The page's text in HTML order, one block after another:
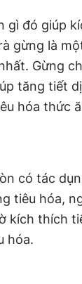
về Báo Thanh
không có sự
JSC.
gì đó giúp
gừng là
Gừng
tăng tiết
hóa thức
có tác
tiêu hóa,
kích thích
hóa.